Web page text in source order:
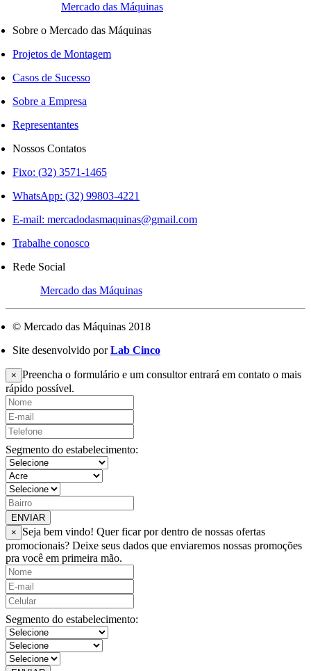
Mercado das Máquinas
Sobre o Mercado das Máquinas
Projetos de Montagem
Casos de Sucesso
Sobre a Empresa
Representantes
Nossos Contatos
Fixo: (32) 3571-1465
WhatsApp: (32) 99803-4221
E-mail: mercadodasmaquinas@gmail.com
Trabalhe conosco
Rede Social
Mercado das Máquinas
© Mercado das Máquinas 2018
Site desenvolvido por Lab Cinco
× Preencha o formulário e um consultor entrará em contato o mais
rápido possível.
Segmento do estabelecimento:
ENVIAR
×
Seja bem vindo! Quer ficar por dentro de nossas ofertas
promocionais? Deixe seus dados que enviaremos nossas promoções
pra você em primeira mão.
Segmento do estabelecimento: